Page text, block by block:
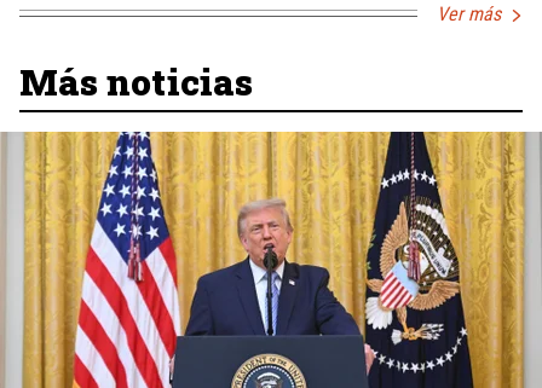
Ver más
Más noticias